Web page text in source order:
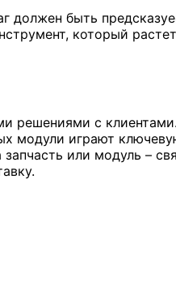
должен быть
который
решениями с
модули играют
или модуль –